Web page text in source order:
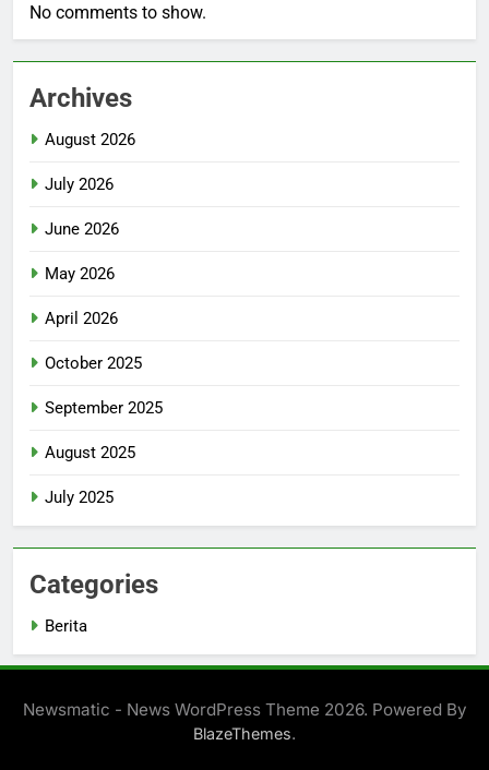
No comments to show.
Archives
August 2026
July 2026
June 2026
May 2026
April 2026
October 2025
September 2025
August 2025
July 2025
Categories
Berita
Newsmatic - News WordPress Theme 2026. Powered By
BlazeThemes.